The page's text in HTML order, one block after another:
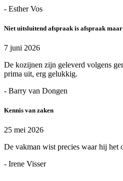
- Esther Vos
Niet uitsluitend afspraak is afspraak
7 juni 2026
De kozijnen zijn geleverd volgens
prima uit, erg gelukkig.
- Barry van Dongen
Kennis van zaken
25 mei 2026
De vakman wist precies waar hij het
- Irene Visser